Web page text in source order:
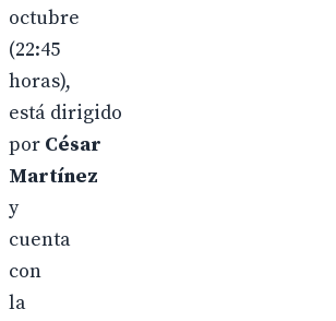
octubre
(22:45
horas),
está dirigido
por César
Martínez
y
cuenta
con
la